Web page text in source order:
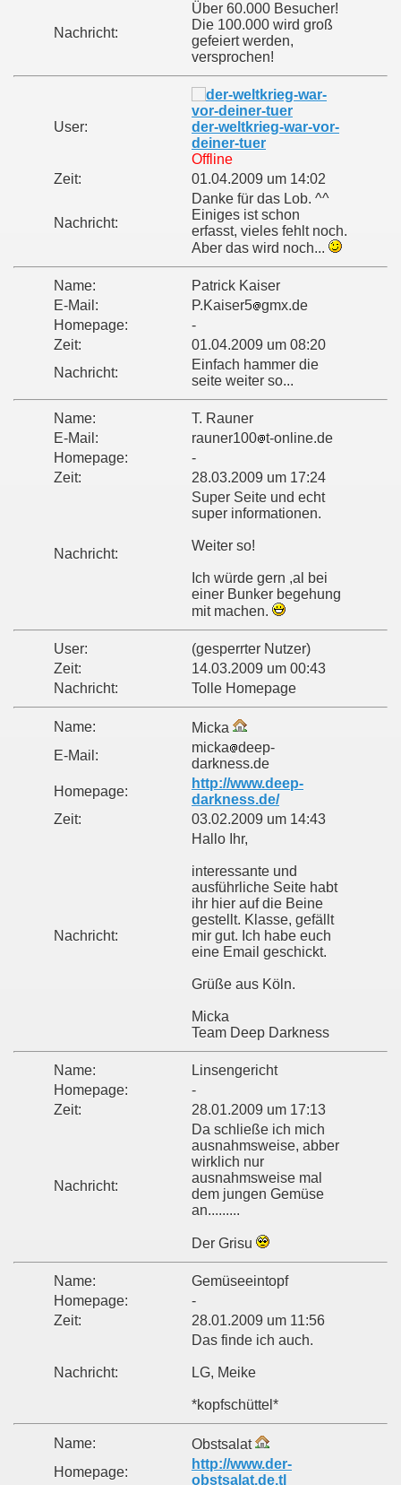
Nachricht:
Über 60.000 Besucher!
Die 100.000 wird groß
gefeiert werden,
versprochen!
User:
der-weltkrieg-war-vor-
deiner-tuer
Offline
Zeit:
01.04.2009 um 14:02
Nachricht:
Danke für das Lob. ^^
Einiges ist schon
erfasst, vieles fehlt noch.
Aber das wird noch...
Name:
Patrick Kaiser
E-Mail:
P.Kaiser5 gmx.de
Homepage:
-
Zeit:
01.04.2009 um 08:20
Nachricht:
Einfach hammer die
seite weiter so...
Name:
T. Rauner
E-Mail:
rauner100 t-online.de
Homepage:
-
Zeit:
28.03.2009 um 17:24
Nachricht:
Super Seite und echt
super informationen.
Weiter so!
Ich würde gern ,al bei
einer Bunker begehung
mit machen.
User:
(gesperrter Nutzer)
Zeit:
14.03.2009 um 00:43
Nachricht:
Tolle Homepage
Name:
Micka
E-Mail:
micka
deep-
darkness.de
Homepage:
http://www.deep-
darkness.de/
Zeit:
03.02.2009 um 14:43
Nachricht:
Hallo Ihr,
interessante und
ausführliche Seite habt
ihr hier auf die Beine
gestellt. Klasse, gefällt
mir gut. Ich habe euch
eine Email geschickt.
Grüße aus Köln.
Micka
Team Deep Darkness
Name:
Linsengericht
Homepage:
-
Zeit:
28.01.2009 um 17:13
Nachricht:
Da schließe ich mich
ausnahmsweise, abber
wirklich nur
ausnahmsweise mal
dem jungen Gemüse
an.........
Der Grisu
Name:
Gemüseeintopf
Homepage:
-
Zeit:
28.01.2009 um 11:56
Nachricht:
Das finde ich auch.
LG, Meike
*kopfschüttel*
Name:
Obstsalat
Homepage:
http://www.der-
obstsalat.de.tl